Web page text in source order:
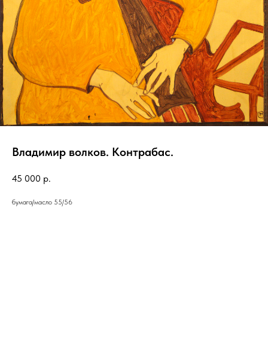
Владимир волков. Контрабас.
45 000 р.
бумага/масло 55/56